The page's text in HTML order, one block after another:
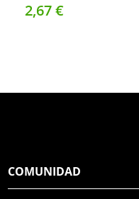
2,67 €
COMUNIDAD